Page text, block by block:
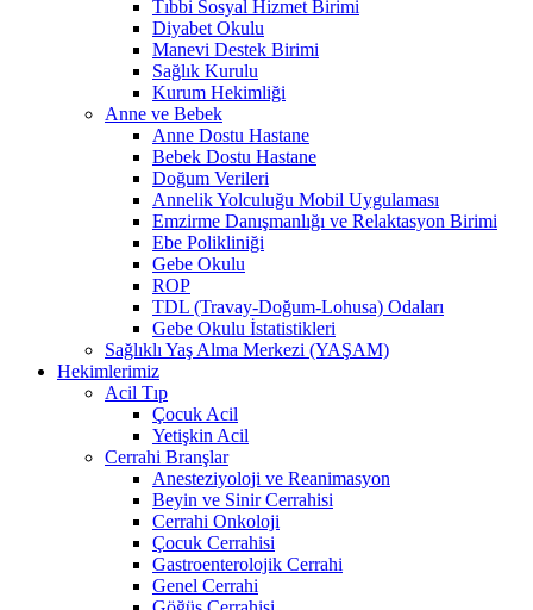
Tıbbi Sosyal Hizmet Birimi
Diyabet Okulu
Manevi Destek Birimi
Sağlık Kurulu
Kurum Hekimliği
Anne ve Bebek
Anne Dostu Hastane
Bebek Dostu Hastane
Doğum Verileri
Annelik Yolculuğu Mobil Uygulaması
Emzirme Danışmanlığı ve Relaktasyon Birimi
Ebe Polikliniği
Gebe Okulu
ROP
TDL (Travay-Doğum-Lohusa) Odaları
Gebe Okulu İstatistikleri
Sağlıklı Yaş Alma Merkezi (YAŞAM)
Hekimlerimiz
Acil Tıp
Çocuk Acil
Yetişkin Acil
Cerrahi Branşlar
Anesteziyoloji ve Reanimasyon
Beyin ve Sinir Cerrahisi
Cerrahi Onkoloji
Çocuk Cerrahisi
Gastroenterolojik Cerrahi
Genel Cerrahi